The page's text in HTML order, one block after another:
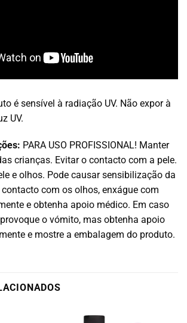
é sensível à radiação UV. Não expor à
UV.
PARA USO PROFISSIONAL! Manter
crianças. Evitar o contacto com a pele.
e olhos. Pode causar sensibilização da
contacto com os olhos, enxágue com
e obtenha apoio médico. Em caso
o vómito, mas obtenha apoio
e mostre a embalagem do produto.